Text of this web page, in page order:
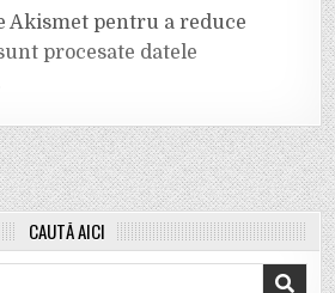
Akismet pentru a reduce
procesate datele
CAUTĂ AICI